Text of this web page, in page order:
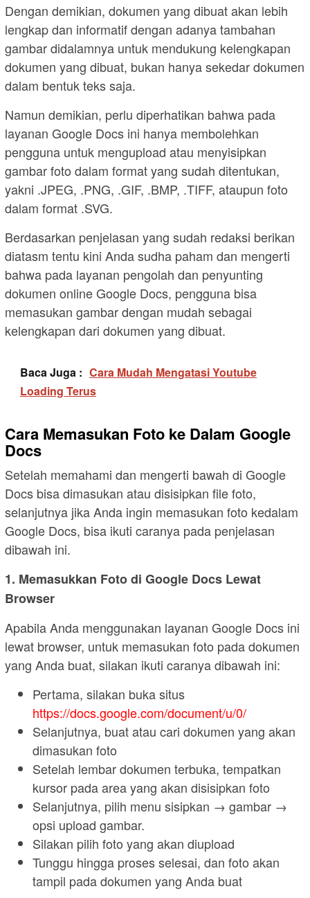
Dengan demikian, dokumen yang dibuat akan lebih
lengkap dan informatif dengan adanya tambahan
gambar didalamnya untuk mendukung kelengkapan
dokumen yang dibuat, bukan hanya sekedar dokumen
dalam bentuk teks saja.
Namun demikian, perlu diperhatikan bahwa pada
layanan Google Docs ini hanya membolehkan
pengguna untuk mengupload atau menyisipkan
gambar foto dalam format yang sudah ditentukan,
yakni .JPEG, .PNG, .GIF, .BMP, .TIFF, ataupun foto
dalam format .SVG.
Berdasarkan penjelasan yang sudah redaksi berikan
diatasm tentu kini Anda sudha paham dan mengerti
bahwa pada layanan pengolah dan penyunting
dokumen online Google Docs, pengguna bisa
memasukan gambar dengan mudah sebagai
kelengkapan dari dokumen yang dibuat.
Baca Juga : Cara Mudah Mengatasi Youtube
Loading Terus
Cara Memasukan Foto ke Dalam Google
Docs
Setelah memahami dan mengerti bawah di Google
Docs bisa dimasukan atau disisipkan file foto,
selanjutnya jika Anda ingin memasukan foto kedalam
Google Docs, bisa ikuti caranya pada penjelasan
dibawah ini.
1. Memasukkan Foto di Google Docs Lewat
Browser
Apabila Anda menggunakan layanan Google Docs ini
lewat browser, untuk memasukan foto pada dokumen
yang Anda buat, silakan ikuti caranya dibawah ini:
Pertama, silakan buka situs
https://docs.google.com/document/u/0/
Selanjutnya, buat atau cari dokumen yang akan
dimasukan foto
Setelah lembar dokumen terbuka, tempatkan
kursor pada area yang akan disisipkan foto
Selanjutnya, pilih menu sisipkan → gambar →
opsi upload gambar.
Silakan pilih foto yang akan diupload
Tunggu hingga proses selesai, dan foto akan
tampil pada dokumen yang Anda buat